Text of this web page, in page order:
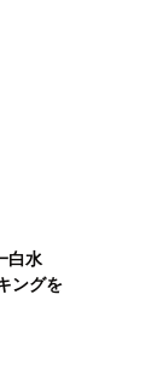
白水
ングを